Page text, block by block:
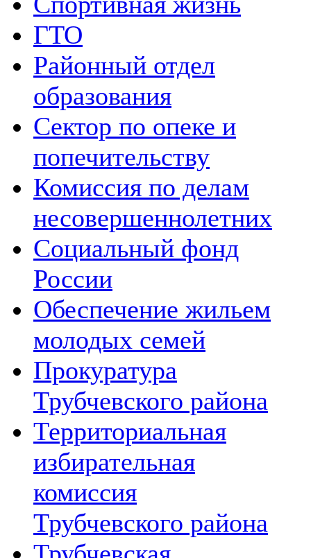
ГТО
Районный отдел
образования
Сектор по опеке и
попечительству
Комиссия по делам
несовершеннолетних
Социальный фонд
России
Обеспечение жильем
молодых семей
Прокуратура
Трубчевского района
Территориальная
избирательная
комиссия
Трубчевского района